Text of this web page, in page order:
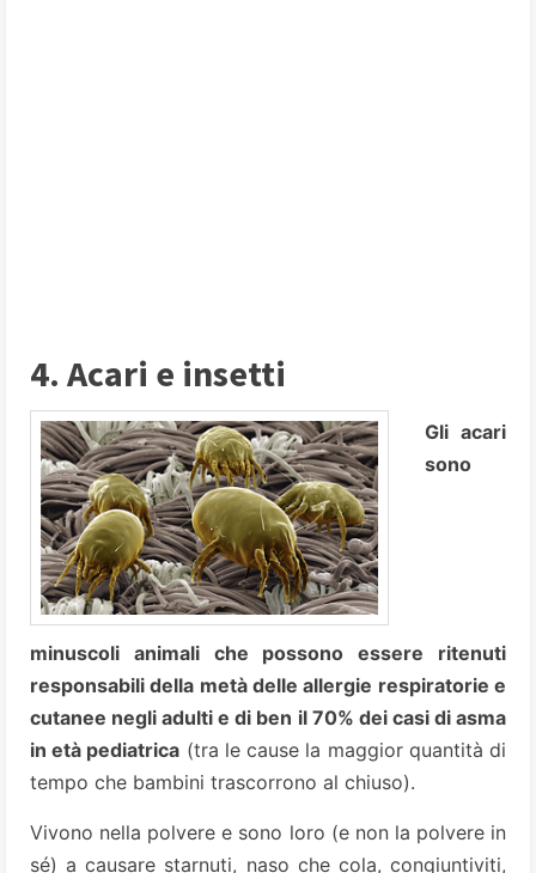
4. Acari e insetti
Gli acari
sono
minuscoli animali che possono essere ritenuti
responsabili della metà delle allergie respiratorie e
cutanee negli adulti e di ben il 70% dei casi di asma
in età pediatrica (tra le cause la maggior quantità di
tempo che bambini trascorrono al chiuso).
Vivono nella polvere e sono loro (e non la polvere in
sé) a causare starnuti, naso che cola, congiuntiviti,